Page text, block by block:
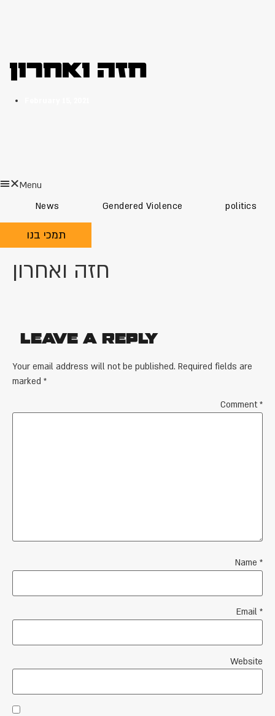
חזה ואחרון
Menu
News
Gendered Violence politics
תמכי בנו
חזה ואחרון
Leave a Reply
Your email address will not be published. Required fields are
marked *
Comment*
Name *
Email *
Website